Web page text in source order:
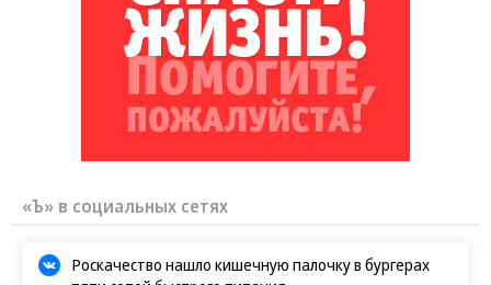
«Ъ» в социальных сетях
Роскачество нашло кишечную палочку в бургерах